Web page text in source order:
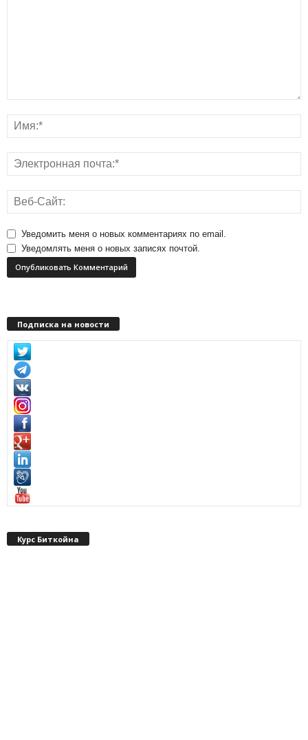
Уведомить меня о новых комментариях по email.
Уведомлять меня о новых записях почтой.
Подписка на новости
Курс Биткойна